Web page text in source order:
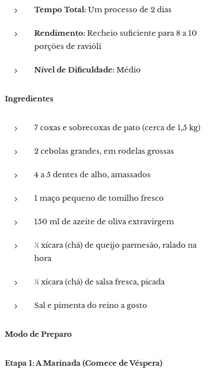
Tempo Total: Um processo de 2 dias
Rendimento: Recheio suficiente para 8 a 10
porções de ravióli
Nível de Dificuldade: Médio
Ingredientes
7 coxas e sobrecoxas de pato (cerca de 1,5 kg)
2 cebolas grandes, em rodelas grossas
4 a 5 dentes de alho, amassados
1 maço pequeno de tomilho fresco
150 ml de azeite de oliva extravirgem
½ xícara (chá) de queijo parmesão, ralado na
hora
½ xícara (chá) de salsa fresca, picada
Sal e pimenta do reino a gosto
Modo de Preparo
Etapa 1: A Marinada (Comece de Véspera)